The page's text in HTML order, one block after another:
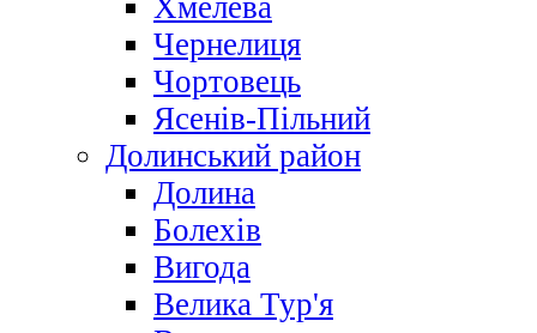
Хмелева
Чернелиця
Чортовець
Ясенів-Пільний
Долинський район
Долина
Болехів
Вигода
Велика Тур'я